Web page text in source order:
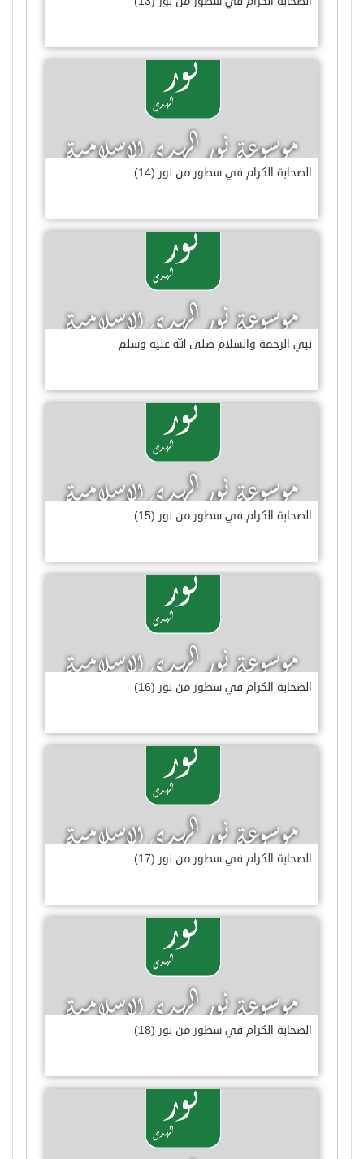
الصحابة الكرام في سطور من نور (14)
نبي الرحمة والسلام صلى الله عليه وسلم
الصحابة الكرام في سطور من نور (15)
الصحابة الكرام في سطور من نور (16)
الصحابة الكرام في سطور من نور (17)
الصحابة الكرام في سطور من نور (18)